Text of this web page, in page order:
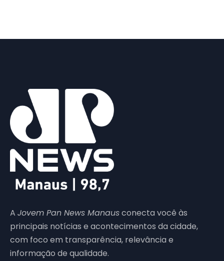
A Jovem Pan News Manausconecta você às
principais notícias e acontecimentos da cidade,
com foco em transparência, relevância e
informação de qualidade.